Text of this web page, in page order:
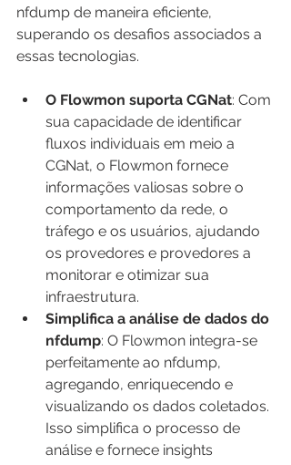
nfdump de maneira eficiente,
superando os desafios associados a
essas tecnologias.
O Flowmon suporta CGNat: Com
sua capacidade de identificar
fluxos individuais em meio a
CGNat, o Flowmon fornece
informações valiosas sobre o
comportamento da rede, o
tráfego e os usuários, ajudando
os provedores e provedores a
monitorar e otimizar sua
infraestrutura.
Simplifica a análise de dados do
nfdump: O Flowmon integra-se
perfeitamente ao nfdump,
agregando, enriquecendo e
visualizando os dados coletados.
Isso simplifica o processo de
análise e fornece insights